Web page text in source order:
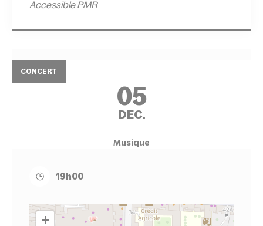
Accessible PMR
CONCERT
05
DEC.
Musique
19h00
+